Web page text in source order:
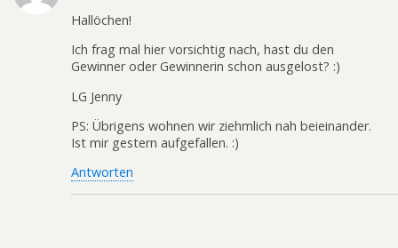
Hallöchen!
Ich frag mal hier vorsichtig nach, hast du den
Gewinner oder Gewinnerin schon ausgelost? :)
LG Jenny
PS: Übrigens wohnen wir ziehmlich nah beieinander.
Ist mir gestern aufgefallen. :)
Antworten